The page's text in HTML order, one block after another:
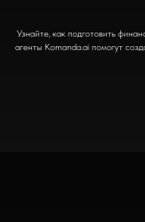
Узнайте, как подготовить
агенты Komanda.ai помогут